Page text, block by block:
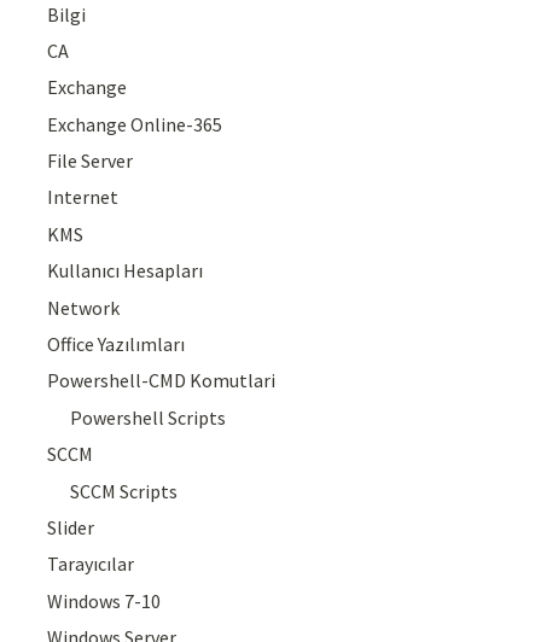
Bilgi
CA
Exchange
Exchange Online-365
File Server
Internet
KMS
Kullanıcı Hesapları
Network
Office Yazılımları
Powershell-CMD Komutlari
Powershell Scripts
SCCM
SCCM Scripts
Slider
Tarayıcılar
Windows 7-10